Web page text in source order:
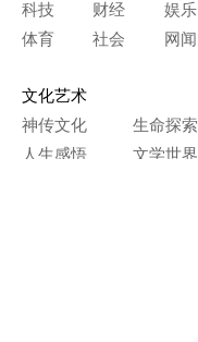
科技
财经
娱乐
体育
社会 网闻
文化艺术
神传文化
生命探索
人生感悟
文学世界